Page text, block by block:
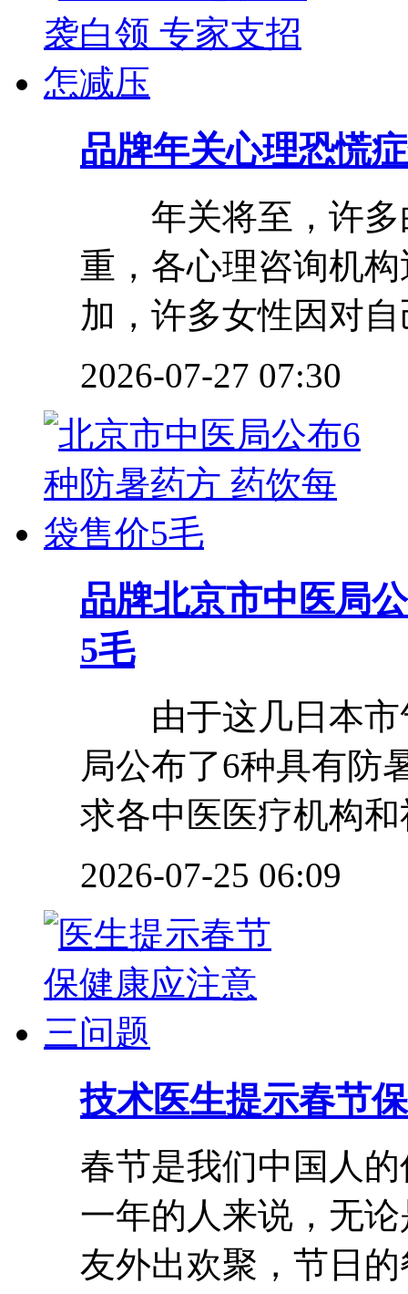
品牌年关心理恐慌
年关将至，许多
重，各心理咨询机
加，许多女性因对
2026-07-27 07:30
品牌北京市中医局
5毛
由于这几日本市
局公布了6种具有防
求各中医医疗机构
2026-07-25 06:09
技术医生提示春节
春节是我们中国人
一年的人来说，无
友外出欢聚，节日